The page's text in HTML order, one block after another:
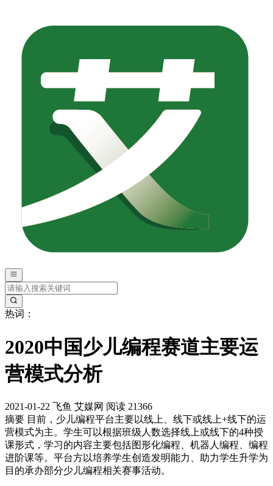
热词：
2020中国少儿编程赛道主要运
营模式分析
2021-01-22 飞鱼 艾媒网 阅读 21366
摘要 目前，少儿编程平台主要以线上、线下或线上+线下的运
营模式为主。学生可以根据班级人数选择线上或线下的4种授
课形式，学习的内容主要包括图形化编程、机器人编程、编程
进阶课等。平台方以培养学生创造发明能力、助力学生升学为
目的承办部分少儿编程相关赛事活动。